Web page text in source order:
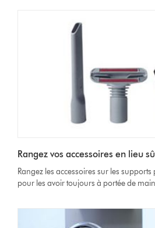
Rangez vos accessoires en lieu
Rangez les accessoires sur les
pour les avoir toujours à portée de